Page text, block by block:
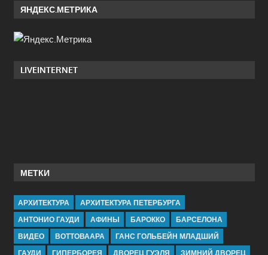
ЯНДЕКС.МЕТРИКА
LIVEINTERNET
МЕТКИ
АРХИТЕКТУРА
АРХИТЕКТУРА ПЕТЕРБУРГА
АНТОНИО ГАУДИ
АФИНЫ БАРОККО
БАРСЕЛОНА
ВИДЕО
ВОТТОВААРА
ГАНС ГОЛЬБЕЙН МЛАДШИЙ
ГАУДИ
ГИПЕРБОРЕЯ ДВОРЕЦ ГУЭЛЯ ЗИМНИЙ ДВОРЕЦ